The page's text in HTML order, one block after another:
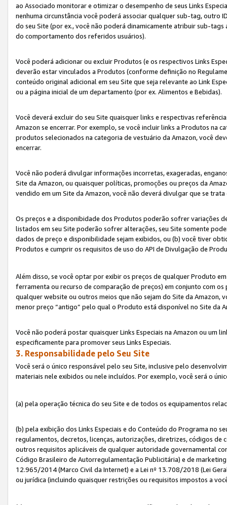
ao Associado monitorar e otimizar o desempenho de seus Links
nenhuma circunstância você poderá associar qualquer sub-tag,
do seu Site (por ex., você não poderá dinamicamente atribuir sub-
do comportamento dos referidos usuários).
Você poderá adicionar ou excluir Produtos (e os respectivos Links
deverão estar vinculados a Produtos (conforme definição no
conteúdo original adicional em seu Site que seja relevante ao Link
ou a página inicial de um departamento (por ex. Alimentos e Bebidas).
Você deverá excluir do seu Site quaisquer links e respectivas
Amazon se encerrar. Por exemplo, se você incluir links a Produtos na
produtos selecionados na categoria de vestuário da Amazon, você
encerrar.
Você não poderá divulgar informações incorretas, exageradas,
Site da Amazon, ou quaisquer políticas, promoções ou preços da
vendido em um Site da Amazon, você não deverá divulgar que se
Os preços e a disponibidade dos Produtos poderão sofrer variações
listados em seu Site poderão sofrer alterações, seu Site somente
dados de preço e disponibilidade sejam exibidos, ou (b) você tiver
Produtos e cumprir os requisitos de uso do API de Divulgação de
Além disso, se você optar por exibir os preços de qualquer Produto
ferramenta ou recurso de comparação de preços) em conjunto com
qualquer website ou outros meios que não sejam do Site da Amazon,
menor preço “antigo” pelo qual o Produto está disponível no Site da
Você não poderá postar quaisquer Links Especiais na Amazon ou um
especificamente para promover seus Links Especiais.
3. Responsabilidade pelo Seu Site
Você será o único responsável pelo seu Site, inclusive pelo
materiais nele exibidos ou nele incluídos. Por exemplo, você será o
(a) pela operação técnica do seu Site e de todos os equipamentos
(b) pela exibição dos Links Especiais e do Conteúdo do Programa no
regulamentos, decretos, licenças, autorizações, diretrizes, códigos
outros requisitos aplicáveis de qualquer autoridade governamental
Código Brasileiro de Autorregulamentação Publicitária) e de
12.965/2014 (Marco Civil da Internet) e a Lei nº 13.708/2018 (Lei
ou jurídica (incluindo quaisquer restrições ou requisitos impostos a